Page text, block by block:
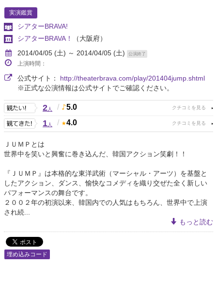
実演鑑賞
シアターBRAVA!
シアターBRAVA！
（大阪府）
2014/04/05 (土) ～ 2014/04/05 (土)
公演終了
上演時間：
公式サイト： http://theaterbrava.com/play/201404jump.shtml
※正式な公演情報は公式サイトでご確認ください。
2人 / 5.0
1人 / 4.0
ＪＵＭＰとは
世界中を笑いと興奮に巻き込んだ、韓国アクション笑劇！！
『ＪＵＭＰ』は本格的な東洋武術（マーシャル・アーツ）を基盤と
したアクション、ダンス、愉快なコメディを織り交ぜた全く新しい
パフォーマンスの舞台です。
２００２年の初演以来、韓国内での人気はもちろん、世界中で上演
され続...
もっと読む
埋め込みコード